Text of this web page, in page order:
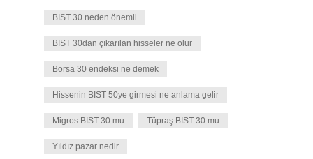
BIST 30 neden önemli
BIST 30dan çıkarılan hisseler ne olur
Borsa 30 endeksi ne demek
Hissenin BIST 50ye girmesi ne anlama gelir
Migros BIST 30 mu Tüpraş BIST 30 mu
Yıldız pazar nedir